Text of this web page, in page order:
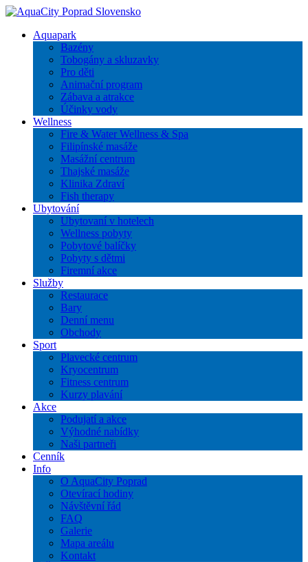
Aquapark
Bazény
Tobogány a skluzavky
Pro děti
Animační program
Zábava a atrakce
Účinky vody
Wellness
Fire & Water Wellness & Spa
Filipínské masáže
Masážní centrum
Thajské masáže
Klinika Zdraví
Fish therapy
Ubytování
Ubytovaní v hotelech
Wellness pobyty
Pobytové balíčky
Pobyty s dětmi
Firemní akce
Služby
Restaurace
Bary
Denní menu
Obchody
Sport
Plavecké centrum
Kryocentrum
Fitness centrum
Kurzy plavání
Akce
Podujatí a akce
Výhodné nabídky
Naši partneři
Cenník
Info
O AquaCity Poprad
Otevírací hodiny
Návštěvní řád
FAQ
Galerie
Mapa areálu
Kontakt